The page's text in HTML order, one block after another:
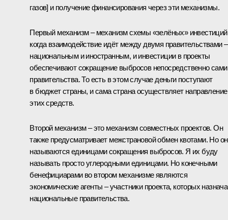
газов] и получение финансирования через эти механизмы.
Первый механизм – механизм схемы «зелёных»
когда взаимодействие идёт между двумя правительствами –
национальным и иностранным, и инвестиции в проекты
обеспечивают сокращение выбросов непосредственно сами
правительства. То есть в этом случае деньги поступают
в бюджет страны, и сама страна осуществляет направление
этих средств.
Второй механизм – это механизм совместных проектов. Он
также предусматривает межстрановой обмен квотами. Но
называются единицами сокращения выбросов. Я их буду
называть просто углеродными единицами. Но конечными
бенефициарами во втором механизме являются
экономические агенты – участники проекта, которых
национальные правительства.